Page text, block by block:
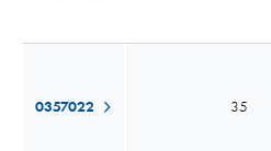
0357022 35